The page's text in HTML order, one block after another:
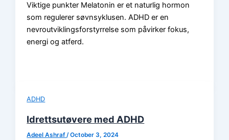
Viktige punkter Melatonin er et naturlig hormon
som regulerer søvnsyklusen. ADHD er en
nevroutviklingsforstyrrelse som påvirker fokus,
energi og atferd.
ADHD
Idrettsutøvere med ADHD
Adeel Ashraf/October 3, 2024